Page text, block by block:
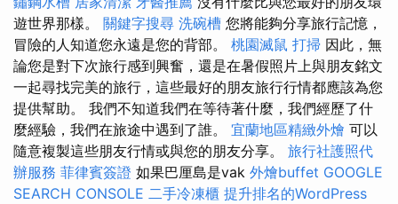
遊世界那樣。 關鍵字搜尋 洗碗槽 您將能夠分享旅行記憶，
冒險的人知道您永遠是您的背部。 桃園滅鼠 打掃 因此，無
論您是對下次旅行感到興奮，還是在暑假照片上與朋友銘文
一起尋找完美的旅行，這些最好的朋友旅行行情都應該為您
提供幫助。 我們不知道我們在等待著什麼，我們經歷了什
麼經驗，我們在旅途中遇到了誰。 宜蘭地區精緻外燴 可以
隨意複製這些朋友行情或與您的朋友分享。 旅行社護照代
辦服務 菲律賓簽證 如果巴厘島是vak 外燴buffet GOOGLE
SEARCH CONSOLE 二手冷凍櫃 提升排名的WordPress